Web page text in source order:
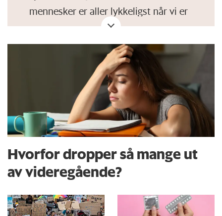
mennesker er aller lykkeligst når vi er
forelsket. Dette harforskning.no
tidligere skrevet en sak om.
Nettavisenhar flere studier
konkludert med at menn blir lettere
forelsket enn kvinner.
Hvorfor dropper så mange ut
av videregående?